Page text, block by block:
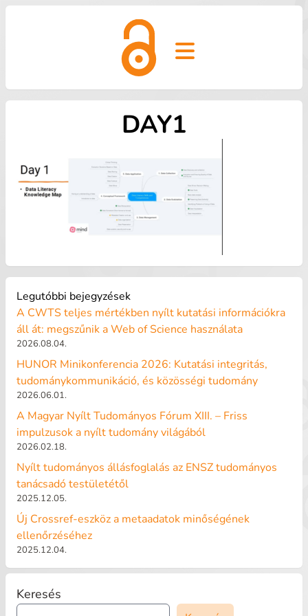
Open main menu
DAY1
Legutóbbi bejegyzések
A CWTS teljes mértékben nyílt kutatási információkra
áll át: megszűnik a Web of Science használata
2026.08.04.
HUNOR Minikonferencia 2026: Kutatási integritás,
tudománykommunikáció, és közösségi tudomány
2026.06.01.
A Magyar Nyílt Tudományos Fórum XIII. – Friss
impulzusok a nyílt tudomány világából
2026.02.18.
Nyílt tudományos állásfoglalás az ENSZ tudományos
tanácsadó testületétől
2025.12.05.
Új Crossref-eszköz a metaadatok minőségének
ellenőrzéséhez
2025.12.04.
Keresés